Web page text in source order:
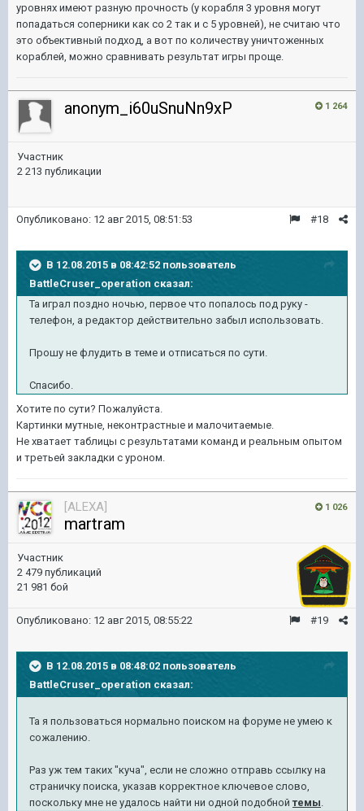
уровнях имеют разную прочность (у корабля 3 уровня могут
попадаться соперники как со 2 так и с 5 уровней), не считаю что
это объективный подход, а вот по количеству уничтоженных
кораблей, можно сравнивать результат игры проще.
1 264
anonym_i60uSnuNn9xP
Участник
2 213 публикации
#18
Опубликовано: 12 авг 2015, 08:51:53
В 12.08.2015 в 08:42:52 пользователь
BattleCruser_operation сказал:
Та играл поздно ночью, первое что попалось под руку -
телефон, а редактор действительно забыл использовать.
Прошу не флудить в теме и отписаться по сути.
Спасибо.
Хотите по сути? Пожалуйста.
Картинки мутные, неконтрастные и малочитаемые.
Не хватает таблицы с результатами команд и реальным опытом
и третьей закладки с уроном.
1 026
[ALEXA]
martram
Участник
2 479 публикаций
21 981 бой
#19
Опубликовано: 12 авг 2015, 08:55:22
В 12.08.2015 в 08:48:02 пользователь
BattleCruser_operation сказал:
Та я пользоваться нормально поиском на форуме не умею к
сожалению.
Раз уж тем таких "куча", если не сложно отправь ссылку на
страничку поиска, указав корректное ключевое слово,
поскольку мне не удалось найти ни одной подобнойтемы